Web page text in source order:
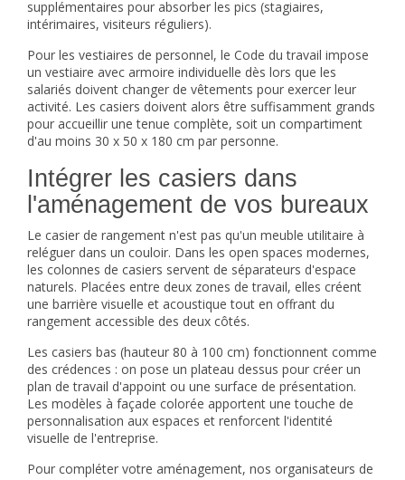
supplémentaires pour absorber les pics (stagiaires,
intérimaires, visiteurs réguliers).
Pour les vestiaires de personnel, le Code du travail impose
un vestiaire avec armoire individuelle dès lors que les
salariés doivent changer de vêtements pour exercer leur
activité. Les casiers doivent alors être suffisamment grands
pour accueillir une tenue complète, soit un compartiment
d'au moins 30 x 50 x 180 cm par personne.
Intégrer les casiers dans
l'aménagement de vos bureaux
Le casier de rangement n'est pas qu'un meuble utilitaire à
reléguer dans un couloir. Dans les open spaces modernes,
les colonnes de casiers servent de séparateurs d'espace
naturels. Placées entre deux zones de travail, elles créent
une barrière visuelle et acoustique tout en offrant du
rangement accessible des deux côtés.
Les casiers bas (hauteur 80 à 100 cm) fonctionnent comme
des crédences : on pose un plateau dessus pour créer un
plan de travail d'appoint ou une surface de présentation.
Les modèles à façade colorée apportent une touche de
personnalisation aux espaces et renforcent l'identité
visuelle de l'entreprise.
Pour compléter votre aménagement, nos organisateurs de